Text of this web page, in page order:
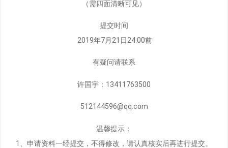
（需四面清晰可见）
提交时间
2019年7月21日24:00前
有疑问请联系
许国宇：13411763500
512144596@qq.com
温馨提示：
1、申请资料一经提交，不得修改，请认真核实后再进行提交。